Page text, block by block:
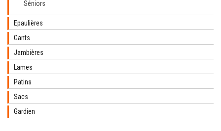
Séniors
Epaulières
Gants
Jambières
Lames
Patins
Sacs
Gardien